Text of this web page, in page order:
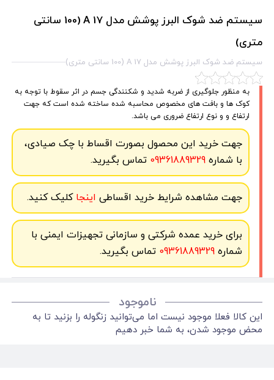
سیستم ضد شوک البرز پوشش مدل A 17 (100 سانتی
متری)
سیستم ضد شوک البرز پوشش مدل A 17 (100 سانتی متری)
به منظور جلوگیری از ضربه شدید و شکنندگی جسم در اثر سقوط با توجه به
کوک ها و بافت های مخصوص محاسبه شده ساخته شده است که جهت
ارتفاع و و نوع ارتفاع ضروری می باشد.
جهت خرید این محصول بصورت اقساط با چک صیادی،
با شماره09361889329 تماس بگیرید.
جهت مشاهده شرایط خرید اقساطی اینجاکلیک کنید.
برای خرید عمده شرکتی و سازمانی تجهیزات ایمنی با
شماره09361889329 تماس بگیرید.
ناموجود
این کالا فعلا موجود نیست اما می‌توانید زنگوله را بزنید تا به
محض موجود شدن، به شما خبر دهیم